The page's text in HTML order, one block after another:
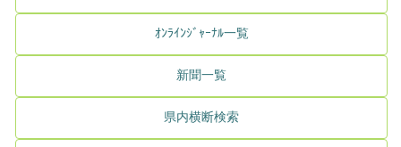
ｵﾝﾗｲﾝｼﾞｬｰﾅﾙ一覧
新聞一覧
県内横断検索